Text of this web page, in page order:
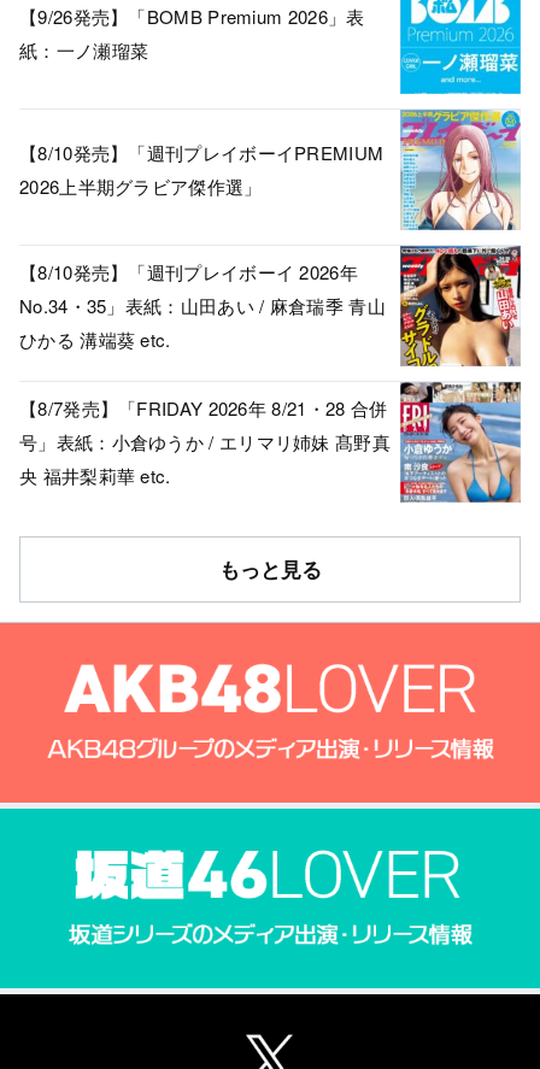
【9/26発売】「BOMB Premium 2026」表
紙：一ノ瀬瑠菜
【8/10発売】「週刊プレイボーイPREMIUM
2026上半期グラビア傑作選」
【8/10発売】「週刊プレイボーイ 2026年
No.34・35」表紙：山田あい / 麻倉瑞季 青山
ひかる 溝端葵 etc.
【8/7発売】「FRIDAY 2026年 8/21・28 合併
号」表紙：小倉ゆうか / エリマリ姉妹 髙野真
央 福井梨莉華 etc.
もっと見る